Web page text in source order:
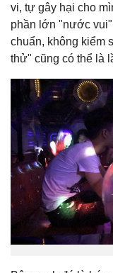
vi, tự gây hại cho
phần lớn "nước
chuẩn, không kiểm
thử" cũng có thể là